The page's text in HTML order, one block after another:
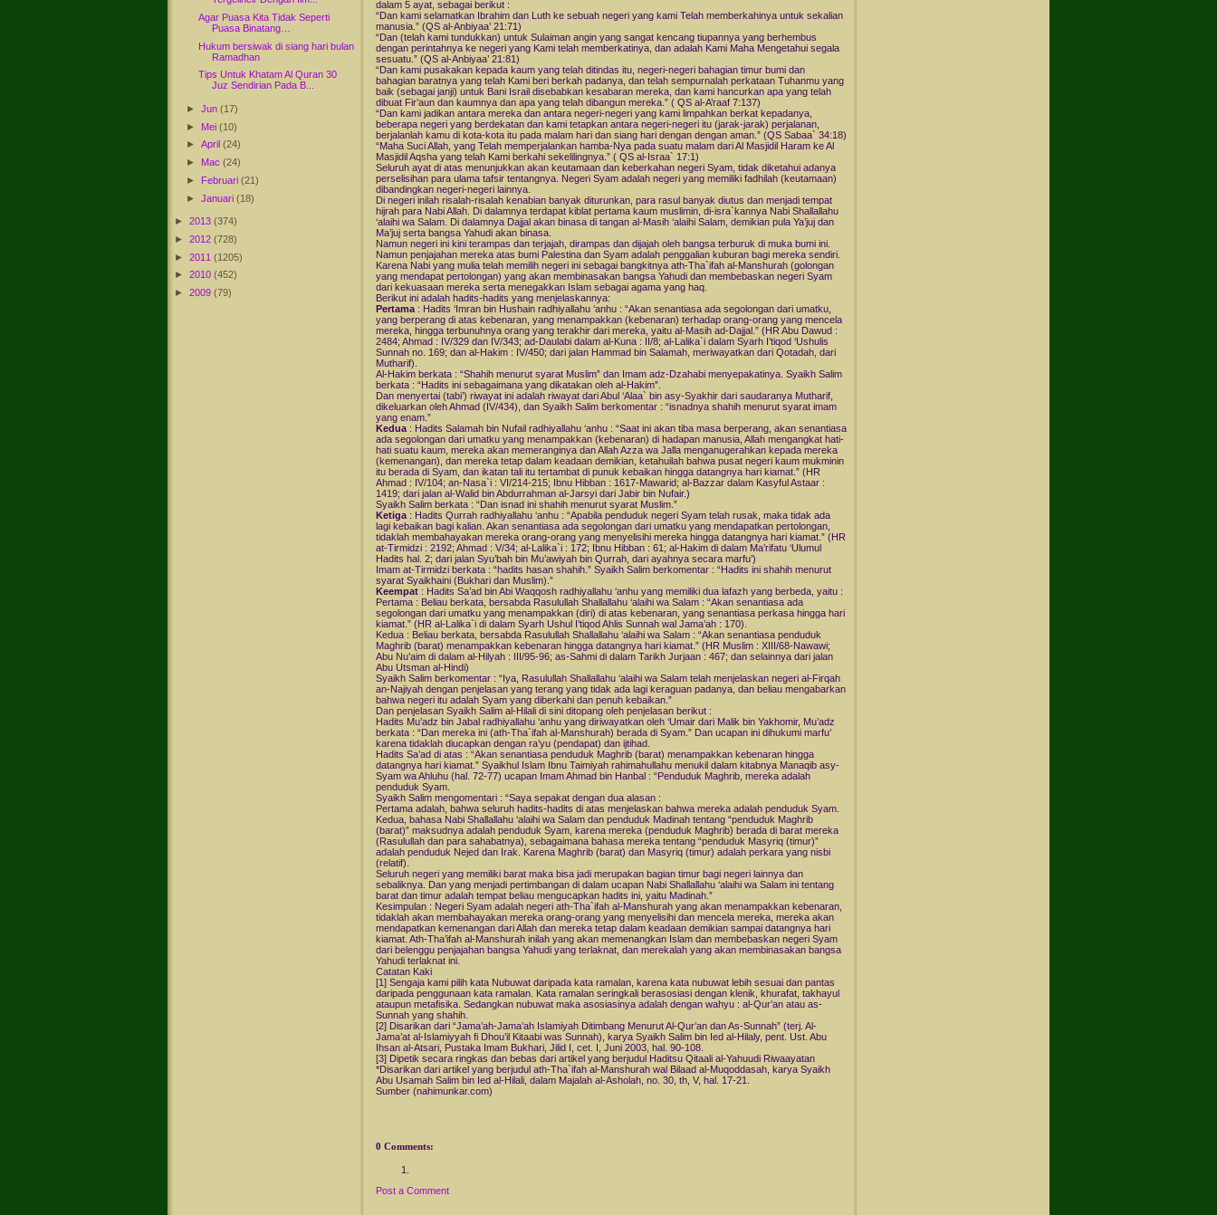
Agar Puasa Kita Tidak Seperti
Puasa Binatang…
Hukum bersiwak di siang hari bulan
Ramadhan
Tips Untuk Khatam Al Quran 30
Juz Sendirian Pada B...
►Jun(17)
► Mei(10)
►April(24)
► Mac(24)
► Februari(21)
►Januari(18)
► 2013 (374)
► 2012 (728)
► 2011 (1205)
► 2010 (452)
► 2009 (79)
dalam 5 ayat, sebagai berikut :
“Dan kami selamatkan Ibrahim dan Luth ke sebuah negeri yang kami Telah memberkahinya untuk sekalian
manusia.” (QS al-Anbiyaa’ 21:71)
“Dan (telah kami tundukkan) untuk Sulaiman angin yang sangat kencang tiupannya yang berhembus
dengan perintahnya ke negeri yang Kami telah memberkatinya, dan adalah Kami Maha Mengetahui segala
sesuatu.” (QS al-Anbiyaa’ 21:81)
“Dan kami pusakakan kepada kaum yang telah ditindas itu, negeri-negeri bahagian timur bumi dan
bahagian baratnya yang telah Kami beri berkah padanya, dan telah sempurnalah perkataan Tuhanmu yang
baik (sebagai janji) untuk Bani Israil disebabkan kesabaran mereka, dan kami hancurkan apa yang telah
dibuat Fir’aun dan kaumnya dan apa yang telah dibangun mereka.” ( QS al-A’raaf 7:137)
“Dan kami jadikan antara mereka dan antara negeri-negeri yang kami limpahkan berkat kepadanya,
beberapa negeri yang berdekatan dan kami tetapkan antara negeri-negeri itu (jarak-jarak) perjalanan,
berjalanlah kamu di kota-kota itu pada malam hari dan siang hari dengan dengan aman.” (QS Sabaa` 34:18)
“Maha Suci Allah, yang Telah memperjalankan hamba-Nya pada suatu malam dari Al Masjidil Haram ke Al
Masjidil Aqsha yang telah Kami berkahi sekelilingnya.” ( QS al-Israa` 17:1)
Seluruh ayat di atas menunjukkan akan keutamaan dan keberkahan negeri Syam, tidak diketahui adanya
perselisihan para ulama tafsir tentangnya. Negeri Syam adalah negeri yang memiliki fadhilah (keutamaan)
dibandingkan negeri-negeri lainnya.
Di negeri inilah risalah-risalah kenabian banyak diturunkan, para rasul banyak diutus dan menjadi tempat
hijrah para Nabi Allah. Di dalamnya terdapat kiblat pertama kaum muslimin, di-isra`kannya Nabi Shallallahu
‘alaihi wa Salam. Di dalamnya Dajjal akan binasa di tangan al-Masih ‘alaihi Salam, demikian pula Ya’juj dan
Ma’juj serta bangsa Yahudi akan binasa.
Namun negeri ini kini terampas dan terjajah, dirampas dan dijajah oleh bangsa terburuk di muka bumi ini.
Namun penjajahan mereka atas bumi Palestina dan Syam adalah penggalian kuburan bagi mereka sendiri.
Karena Nabi yang mulia telah memilih negeri ini sebagai bangkitnya ath-Tha`ifah al-Manshurah (golongan
yang mendapat pertolongan) yang akan membinasakan bangsa Yahudi dan membebaskan negeri Syam
dari kekuasaan mereka serta menegakkan Islam sebagai agama yang haq.
Berikut ini adalah hadits-hadits yang menjelaskannya:
Pertama : Hadits ‘Imran bin Hushain radhiyallahu ‘anhu : “Akan senantiasa ada segolongan dari umatku,
yang berperang di atas kebenaran, yang menampakkan (kebenaran) terhadap orang-orang yang mencela
mereka, hingga terbunuhnya orang yang terakhir dari mereka, yaitu al-Masih ad-Dajjal.” (HR Abu Dawud :
2484; Ahmad : IV/329 dan IV/343; ad-Daulabi dalam al-Kuna : II/8; al-Lalika`i dalam Syarh I’tiqod ‘Ushulis
Sunnah no. 169; dan al-Hakim : IV/450; dari jalan Hammad bin Salamah, meriwayatkan dari Qotadah, dari
Mutharif).
Al-Hakim berkata : “Shahih menurut syarat Muslim” dan Imam adz-Dzahabi menyepakatinya. Syaikh Salim
berkata : “Hadits ini sebagaimana yang dikatakan oleh al-Hakim”.
Dan menyertai (tabi’) riwayat ini adalah riwayat dari Abul ‘Alaa` bin asy-Syakhir dari saudaranya Mutharif,
dikeluarkan oleh Ahmad (IV/434), dan Syaikh Salim berkomentar : “isnadnya shahih menurut syarat imam
yang enam.”
Kedua : Hadits Salamah bin Nufail radhiyallahu ‘anhu : “Saat ini akan tiba masa berperang, akan senantiasa
ada segolongan dari umatku yang menampakkan (kebenaran) di hadapan manusia, Allah mengangkat hati-
hati suatu kaum, mereka akan memeranginya dan Allah Azza wa Jalla menganugerahkan kepada mereka
(kemenangan), dan mereka tetap dalam keadaan demikian, ketahuilah bahwa pusat negeri kaum mukminin
itu berada di Syam, dan ikatan tali itu tertambat di punuk kebaikan hingga datangnya hari kiamat.” (HR
Ahmad : IV/104; an-Nasa`i : VI/214-215; Ibnu Hibban : 1617-Mawarid; al-Bazzar dalam Kasyful Astaar :
1419; dari jalan al-Walid bin Abdurrahman al-Jarsyi dari Jabir bin Nufair.)
Syaikh Salim berkata : “Dan isnad ini shahih menurut syarat Muslim.”
Ketiga : Hadits Qurrah radhiyallahu ‘anhu : “Apabila penduduk negeri Syam telah rusak, maka tidak ada
lagi kebaikan bagi kalian. Akan senantiasa ada segolongan dari umatku yang mendapatkan pertolongan,
tidaklah membahayakan mereka orang-orang yang menyelisihi mereka hingga datangnya hari kiamat.” (HR
at-Tirmidzi : 2192; Ahmad : V/34; al-Lalika`i : 172; Ibnu Hibban : 61; al-Hakim di dalam Ma’rifatu ‘Ulumul
Hadits hal. 2; dari jalan Syu’bah bin Mu’awiyah bin Qurrah, dari ayahnya secara marfu’)
Imam at-Tirmidzi berkata : “hadits hasan shahih.” Syaikh Salim berkomentar : “Hadits ini shahih menurut
syarat Syaikhaini (Bukhari dan Muslim).”
Keempat : Hadits Sa’ad bin Abi Waqqosh radhiyallahu ‘anhu yang memiliki dua lafazh yang berbeda, yaitu :
Pertama : Beliau berkata, bersabda Rasulullah Shallallahu ‘alaihi wa Salam : “Akan senantiasa ada
segolongan dari umatku yang menampakkan (diri) di atas kebenaran, yang senantiasa perkasa hingga hari
kiamat.” (HR al-Lalika`i di dalam Syarh Ushul I’tiqod Ahlis Sunnah wal Jama’ah : 170).
Kedua : Beliau berkata, bersabda Rasulullah Shallallahu ‘alaihi wa Salam : “Akan senantiasa penduduk
Maghrib (barat) menampakkan kebenaran hingga datangnya hari kiamat.” (HR Muslim : XIII/68-Nawawi;
Abu Nu’aim di dalam al-Hilyah : III/95-96; as-Sahmi di dalam Tarikh Jurjaan : 467; dan selainnya dari jalan
Abu Utsman al-Hindi)
Syaikh Salim berkomentar : “Iya, Rasulullah Shallallahu ‘alaihi wa Salam telah menjelaskan negeri al-Firqah
an-Najiyah dengan penjelasan yang terang yang tidak ada lagi keraguan padanya, dan beliau mengabarkan
bahwa negeri itu adalah Syam yang diberkahi dan penuh kebaikan.”
Dan penjelasan Syaikh Salim al-Hilali di sini ditopang oleh penjelasan berikut :
Hadits Mu’adz bin Jabal radhiyallahu ‘anhu yang diriwayatkan oleh ‘Umair dari Malik bin Yakhomir, Mu’adz
berkata : “Dan mereka ini (ath-Tha`ifah al-Manshurah) berada di Syam.” Dan ucapan ini dihukumi marfu’
karena tidaklah diucapkan dengan ra’yu (pendapat) dan ijtihad.
Hadits Sa’ad di atas : “Akan senantiasa penduduk Maghrib (barat) menampakkan kebenaran hingga
datangnya hari kiamat.” Syaikhul Islam Ibnu Taimiyah rahimahullahu menukil dalam kitabnya Manaqib asy-
Syam wa Ahluhu (hal. 72-77) ucapan Imam Ahmad bin Hanbal : “Penduduk Maghrib, mereka adalah
penduduk Syam.
Syaikh Salim mengomentari : “Saya sepakat dengan dua alasan :
Pertama adalah, bahwa seluruh hadits-hadits di atas menjelaskan bahwa mereka adalah penduduk Syam.
Kedua, bahasa Nabi Shallallahu ‘alaihi wa Salam dan penduduk Madinah tentang “penduduk Maghrib
(barat)” maksudnya adalah penduduk Syam, karena mereka (penduduk Maghrib) berada di barat mereka
(Rasulullah dan para sahabatnya), sebagaimana bahasa mereka tentang “penduduk Masyriq (timur)”
adalah penduduk Nejed dan Irak. Karena Maghrib (barat) dan Masyriq (timur) adalah perkara yang nisbi
(relatif).
Seluruh negeri yang memiliki barat maka bisa jadi merupakan bagian timur bagi negeri lainnya dan
sebaliknya. Dan yang menjadi pertimbangan di dalam ucapan Nabi Shallallahu ‘alaihi wa Salam ini tentang
barat dan timur adalah tempat beliau mengucapkan hadits ini, yaitu Madinah.”
Kesimpulan : Negeri Syam adalah negeri ath-Tha`ifah al-Manshurah yang akan menampakkan kebenaran,
tidaklah akan membahayakan mereka orang-orang yang menyelisihi dan mencela mereka, mereka akan
mendapatkan kemenangan dari Allah dan mereka tetap dalam keadaan demikian sampai datangnya hari
kiamat. Ath-Tha’ifah al-Manshurah inilah yang akan memenangkan Islam dan membebaskan negeri Syam
dari belenggu penjajahan bangsa Yahudi yang terlaknat, dan merekalah yang akan membinasakan bangsa
Yahudi terlaknat ini.
Catatan Kaki
[1] Sengaja kami pilih kata Nubuwat daripada kata ramalan, karena kata nubuwat lebih sesuai dan pantas
daripada penggunaan kata ramalan. Kata ramalan seringkali berasosiasi dengan klenik, khurafat, takhayul
ataupun metafisika. Sedangkan nubuwat maka asosiasinya adalah dengan wahyu : al-Qur’an atau as-
Sunnah yang shahih.
[2] Disarikan dari “Jama’ah-Jama’ah Islamiyah Ditimbang Menurut Al-Qur’an dan As-Sunnah” (terj. Al-
Jama’at al-Islamiyyah fi Dhou’il Kitaabi was Sunnah), karya Syaikh Salim bin Ied al-Hilaly, pent. Ust. Abu
Ihsan al-Atsari, Pustaka Imam Bukhari, Jilid I, cet. I, Juni 2003, hal. 90-108.
[3] Dipetik secara ringkas dan bebas dari artikel yang berjudul Haditsu Qitaali al-Yahuudi Riwaayatan
*Disarikan dari artikel yang berjudul ath-Tha`ifah al-Manshurah wal Bilaad al-Muqoddasah, karya Syaikh
Abu Usamah Salim bin Ied al-Hilali, dalam Majalah al-Asholah, no. 30, th, V, hal. 17-21.
Sumber (nahimunkar.com)
0 Comments:
Post a Comment